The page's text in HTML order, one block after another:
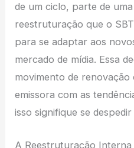
de um ciclo, parte de
reestruturação que o
para se adaptar aos
mercado de mídia. Essa
movimento de
emissora com as
isso signifique se
A Reestruturação Interna